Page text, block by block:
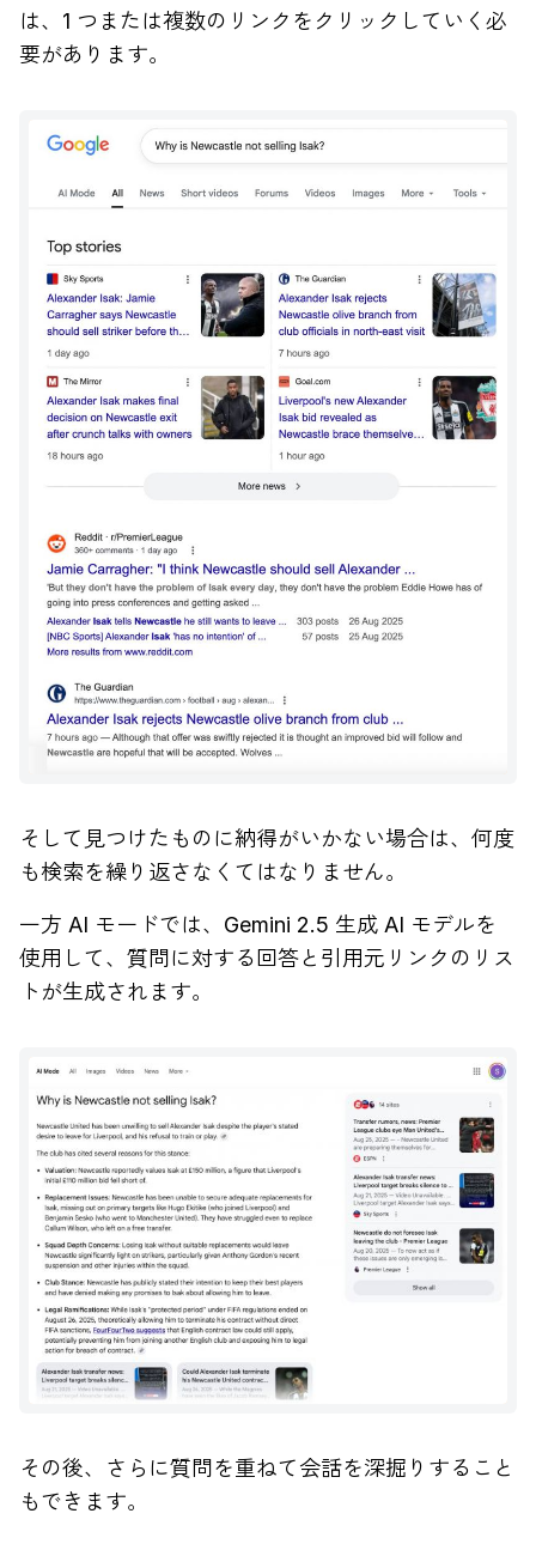
は、1 つまたは複数のリンクをクリックしていく必
要があります。
そして見つけたものに納得がいかない場合は、何度
も検索を繰り返さなくてはなりません。
一方 AI モードでは、Gemini 2.5 生成 AI モデルを
使用して、質問に対する回答と引用元リンクのリス
トが生成されます。
その後、さらに質問を重ねて会話を深掘りすること
もできます。